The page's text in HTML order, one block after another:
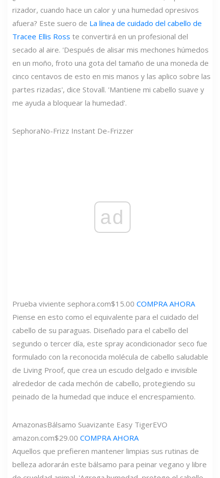
rizador, cuando hace un calor y una humedad opresivos
afuera? Este suero de La línea de cuidado del cabello de
Tracee Ellis Ross te convertirá en un profesional del
secado al aire. 'Después de alisar mis mechones húmedos
en un moño, froto una gota del tamaño de una moneda de
cinco centavos de esto en mis manos y las aplico sobre las
partes rizadas', dice Stovall. 'Mantiene mi cabello suave y
me ayuda a bloquear la humedad'.
SephoraNo-Frizz Instant De-Frizzer
ad
Prueba viviente sephora.com$15.00 COMPRA AHORA
Piense en esto como el equivalente para el cuidado del
cabello de su paraguas. Diseñado para el cabello del
segundo o tercer día, este spray acondicionador seco fue
formulado con la reconocida molécula de cabello saludable
de Living Proof, que crea un escudo delgado e invisible
alrededor de cada mechón de cabello, protegiendo su
peinado de la humedad que induce el encrespamiento.
AmazonasBálsamo Suavizante Easy TigerEVO
amazon.com$29.00 COMPRA AHORA
Aquellos que prefieren mantener limpias sus rutinas de
belleza adorarán este bálsamo para peinar vegano y libre